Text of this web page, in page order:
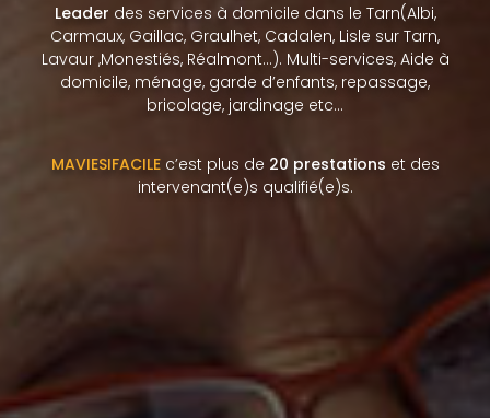
Leader des services à domicile dans le Tarn(Albi,
Carmaux, Gaillac, Graulhet, Cadalen, Lisle sur Tarn,
Lavaur ,Monestiés, Réalmont…). Multi-services, Aide à
domicile, ménage, garde d’enfants, repassage,
bricolage, jardinage etc…
MAVIESIFACILEc’est plus de 20 prestations et des
intervenant(e)s qualifié(e)s.